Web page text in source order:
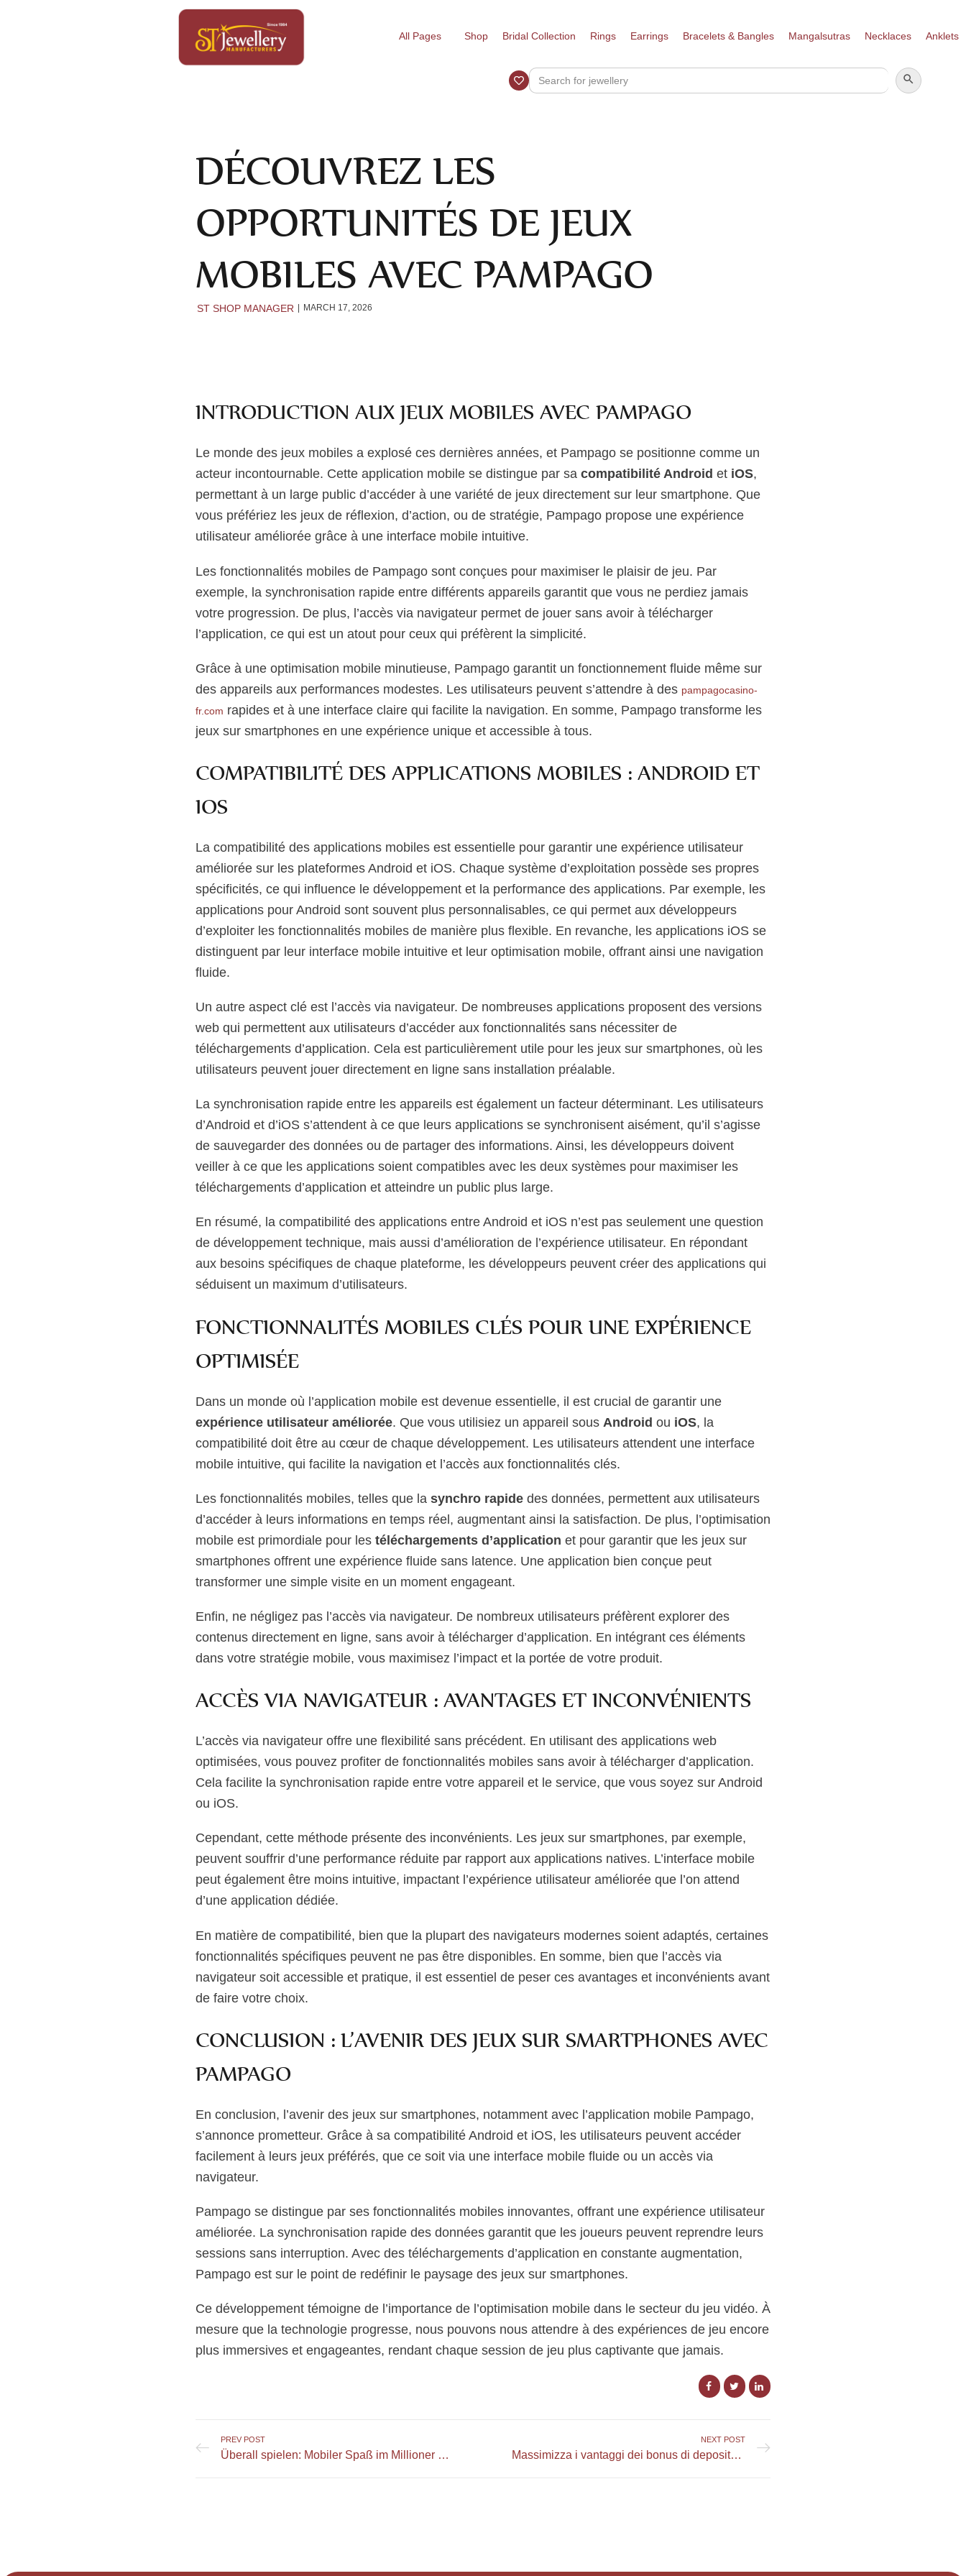
All Pages Shop Bridal Collection Rings Earrings Bracelets & Bangles Mangalsutras Necklaces Anklets
SEARCH
FOR:
SEARCH BUTTON
DÉCOUVREZ LES
OPPORTUNITÉS DE JEUX
MOBILES AVEC PAMPAGO
ST SHOP MANAGER MARCH 17, 2026
INTRODUCTION AUX JEUX MOBILES AVEC PAMPAGO
Le monde des jeux mobiles a explosé ces dernières années, et Pampago se positionne comme un
acteur incontournable. Cette application mobile se distingue par sa compatibilité Android et iOS,
permettant à un large public d’accéder à une variété de jeux directement sur leur smartphone. Que
vous préfériez les jeux de réflexion, d’action, ou de stratégie, Pampago propose une expérience
utilisateur améliorée grâce à une interface mobile intuitive.
Les fonctionnalités mobiles de Pampago sont conçues pour maximiser le plaisir de jeu. Par
exemple, la synchronisation rapide entre différents appareils garantit que vous ne perdiez jamais
votre progression. De plus, l’accès via navigateur permet de jouer sans avoir à télécharger
l’application, ce qui est un atout pour ceux qui préfèrent la simplicité.
Grâce à une optimisation mobile minutieuse, Pampago garantit un fonctionnement fluide même sur
des appareils aux performances modestes. Les utilisateurs peuvent s’attendre à des pampagocasino-
fr.com rapides et à une interface claire qui facilite la navigation. En somme, Pampago transforme les
jeux sur smartphones en une expérience unique et accessible à tous.
COMPATIBILITÉ DES APPLICATIONS MOBILES : ANDROID ET
IOS
La compatibilité des applications mobiles est essentielle pour garantir une expérience utilisateur
améliorée sur les plateformes Android et iOS. Chaque système d’exploitation possède ses propres
spécificités, ce qui influence le développement et la performance des applications. Par exemple, les
applications pour Android sont souvent plus personnalisables, ce qui permet aux développeurs
d’exploiter les fonctionnalités mobiles de manière plus flexible. En revanche, les applications iOS se
distinguent par leur interface mobile intuitive et leur optimisation mobile, offrant ainsi une navigation
fluide.
Un autre aspect clé est l’accès via navigateur. De nombreuses applications proposent des versions
web qui permettent aux utilisateurs d’accéder aux fonctionnalités sans nécessiter de
téléchargements d’application. Cela est particulièrement utile pour les jeux sur smartphones, où les
utilisateurs peuvent jouer directement en ligne sans installation préalable.
La synchronisation rapide entre les appareils est également un facteur déterminant. Les utilisateurs
d’Android et d’iOS s’attendent à ce que leurs applications se synchronisent aisément, qu’il s’agisse
de sauvegarder des données ou de partager des informations. Ainsi, les développeurs doivent
veiller à ce que les applications soient compatibles avec les deux systèmes pour maximiser les
téléchargements d’application et atteindre un public plus large.
En résumé, la compatibilité des applications entre Android et iOS n’est pas seulement une question
de développement technique, mais aussi d’amélioration de l’expérience utilisateur. En répondant
aux besoins spécifiques de chaque plateforme, les développeurs peuvent créer des applications qui
séduisent un maximum d’utilisateurs.
FONCTIONNALITÉS MOBILES CLÉS POUR UNE EXPÉRIENCE
OPTIMISÉE
Dans un monde où l’application mobile est devenue essentielle, il est crucial de garantir une
expérience utilisateur améliorée. Que vous utilisiez un appareil sous Android ou iOS, la
compatibilité doit être au cœur de chaque développement. Les utilisateurs attendent une interface
mobile intuitive, qui facilite la navigation et l’accès aux fonctionnalités clés.
Les fonctionnalités mobiles, telles que la synchro rapide des données, permettent aux utilisateurs
d’accéder à leurs informations en temps réel, augmentant ainsi la satisfaction. De plus, l’optimisation
mobile est primordiale pour les téléchargements d’application et pour garantir que les jeux sur
smartphones offrent une expérience fluide sans latence. Une application bien conçue peut
transformer une simple visite en un moment engageant.
Enfin, ne négligez pas l’accès via navigateur. De nombreux utilisateurs préfèrent explorer des
contenus directement en ligne, sans avoir à télécharger d’application. En intégrant ces éléments
dans votre stratégie mobile, vous maximisez l’impact et la portée de votre produit.
ACCÈS VIA NAVIGATEUR : AVANTAGES ET INCONVÉNIENTS
L’accès via navigateur offre une flexibilité sans précédent. En utilisant des applications web
optimisées, vous pouvez profiter de fonctionnalités mobiles sans avoir à télécharger d’application.
Cela facilite la synchronisation rapide entre votre appareil et le service, que vous soyez sur Android
ou iOS.
Cependant, cette méthode présente des inconvénients. Les jeux sur smartphones, par exemple,
peuvent souffrir d’une performance réduite par rapport aux applications natives. L’interface mobile
peut également être moins intuitive, impactant l’expérience utilisateur améliorée que l’on attend
d’une application dédiée.
En matière de compatibilité, bien que la plupart des navigateurs modernes soient adaptés, certaines
fonctionnalités spécifiques peuvent ne pas être disponibles. En somme, bien que l’accès via
navigateur soit accessible et pratique, il est essentiel de peser ces avantages et inconvénients avant
de faire votre choix.
CONCLUSION : L’AVENIR DES JEUX SUR SMARTPHONES AVEC
PAMPAGO
En conclusion, l’avenir des jeux sur smartphones, notamment avec l’application mobile Pampago,
s’annonce prometteur. Grâce à sa compatibilité Android et iOS, les utilisateurs peuvent accéder
facilement à leurs jeux préférés, que ce soit via une interface mobile fluide ou un accès via
navigateur.
Pampago se distingue par ses fonctionnalités mobiles innovantes, offrant une expérience utilisateur
améliorée. La synchronisation rapide des données garantit que les joueurs peuvent reprendre leurs
sessions sans interruption. Avec des téléchargements d’application en constante augmentation,
Pampago est sur le point de redéfinir le paysage des jeux sur smartphones.
Ce développement témoigne de l’importance de l’optimisation mobile dans le secteur du jeu vidéo. À
mesure que la technologie progresse, nous pouvons nous attendre à des expériences de jeu encore
plus immersives et engageantes, rendant chaque session de jeu plus captivante que jamais.
PREV POST
Überall spielen: Mobiler Spaß im Millioner Casino erleben
NEXT POST
Massimizza i vantaggi dei bonus di deposito su Boomerang Casino